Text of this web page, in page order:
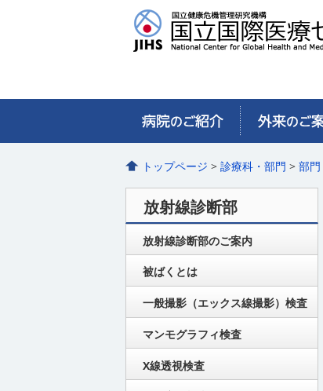
トップページ >診療科・部門 >部門
放射線診断部
放射線診断部のご案内
被ばくとは
一般撮影（エックス線撮影）検査
マンモグラフィ検査
X線透視検査